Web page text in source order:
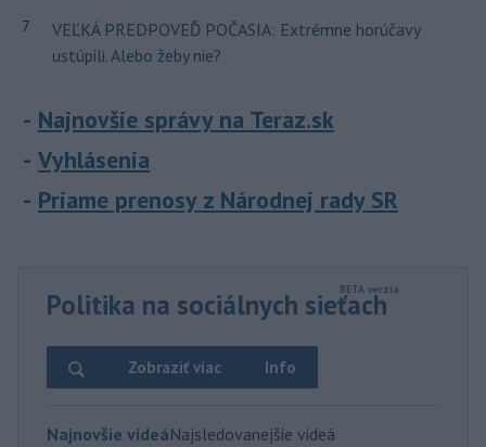
7
VEĽKÁ PREDPOVEĎ POČASIA: Extrémne horúčavy
ustúpili. Alebo žeby nie?
Najnovšie správy na Teraz.sk
Vyhlásenia
Priame prenosy z Národnej rady SR
Politika na sociálnych sieťach
Info
Zobraziť viac
Najnovšie videáNajsledovanejšie videá